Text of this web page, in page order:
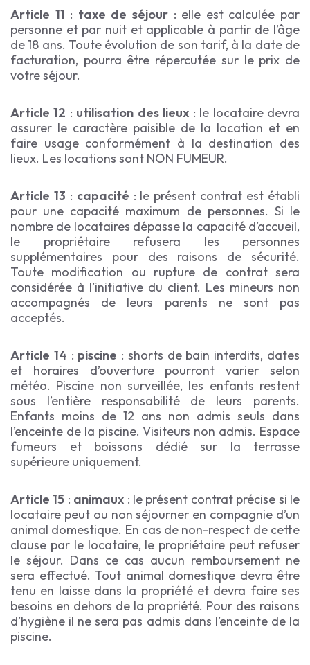
Article 11 : taxe de séjour : elle est calculée par
personne et par nuit et applicable à partir de l’âge
de 18 ans. Toute évolution de son tarif, à la date de
facturation, pourra être répercutée sur le prix de
votre séjour.
Article 12 : utilisation des lieux : le locataire devra
assurer le caractère paisible de la location et en
faire usage conformément à la destination des
lieux. Les locations sont NON FUMEUR.
Article 13 : capacité : le présent contrat est établi
pour une capacité maximum de personnes. Si le
nombre de locataires dépasse la capacité d’accueil,
le propriétaire refusera les personnes
supplémentaires pour des raisons de sécurité.
Toute modification ou rupture de contrat sera
considérée à l’initiative du client. Les mineurs non
accompagnés de leurs parents ne sont pas
acceptés.
Article 14 : piscine : shorts de bain interdits, dates
et horaires d’ouverture pourront varier selon
météo. Piscine non surveillée, les enfants restent
sous l’entière responsabilité de leurs parents.
Enfants moins de 12 ans non admis seuls dans
l’enceinte de la piscine. Visiteurs non admis. Espace
fumeurs et boissons dédié sur la terrasse
supérieure uniquement.
Article 15 : animaux : le présent contrat précise si le
locataire peut ou non séjourner en compagnie d’un
animal domestique. En cas de non-respect de cette
clause par le locataire, le propriétaire peut refuser
le séjour. Dans ce cas aucun remboursement ne
sera effectué. Tout animal domestique devra être
tenu en laisse dans la propriété et devra faire ses
besoins en dehors de la propriété. Pour des raisons
d’hygiène il ne sera pas admis dans l’enceinte de la
piscine.